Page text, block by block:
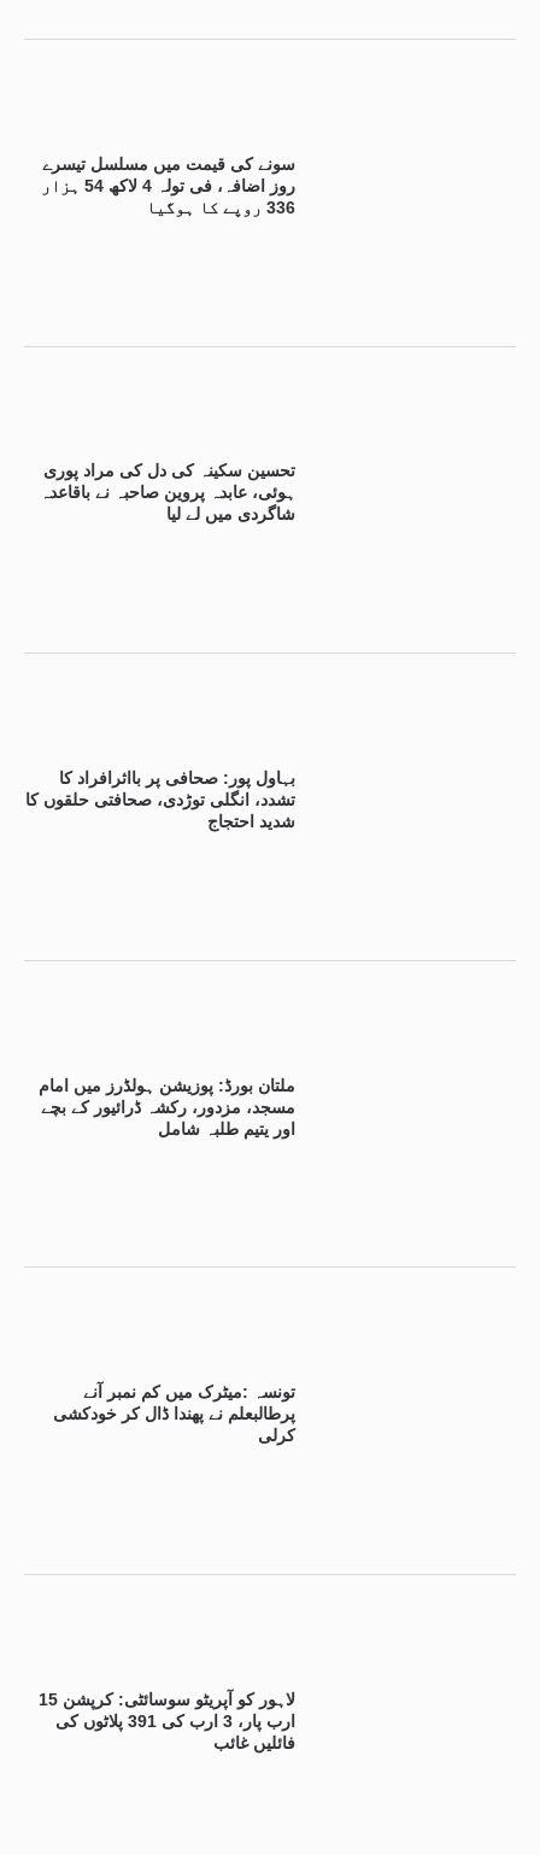
سونے کی قیمت میں مسلسل تیسرے
روز اضافہ، فی تولہ 4 لاکھ 54 ہزار
336 روپے کا ہوگیا
تحسین سکینہ کی دل کی مراد پوری
ہوئی، عابدہ پروین صاحبہ نے باقاعدہ
شاگردی میں لے لیا
بہاول پور: صحافی پر بااثرافراد کا
تشدد، انگلی توڑدی، صحافتی حلقوں کا
شدید احتجاج
ملتان بورڈ: پوزیشن ہولڈرز میں امام
مسجد، مزدور، رکشہ ڈرائیور کے بچے
اور یتیم طلبہ شامل
تونسہ :میٹرک میں کم نمبر آنے
پرطالبعلم نے پھندا ڈال کر خودکشی
کرلی
لاہور کو آپریٹو سوسائٹی: کرپشن 15
ارب پار، 3 ارب کی 391 پلاٹوں کی
فائلیں غائب